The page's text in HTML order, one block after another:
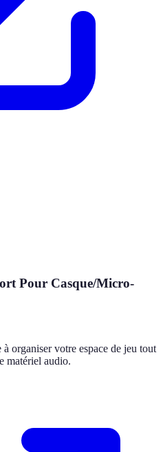
Pour Casque/Micro-
organiser votre espace de jeu tout
matériel audio.